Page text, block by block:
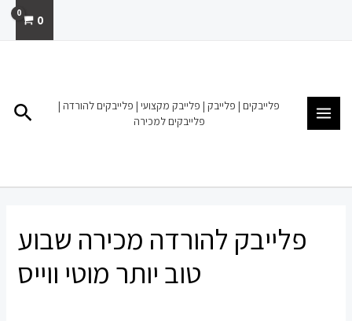
0
פלייבקים | פלייבק | פלייבק מקצועי | פלייבקים להורדה |
פלייבקים למכירה
פלייבק להורדה מכירה שבוע
טוב יותר מוטי ווייס